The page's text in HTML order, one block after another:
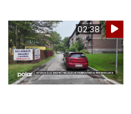
02:38